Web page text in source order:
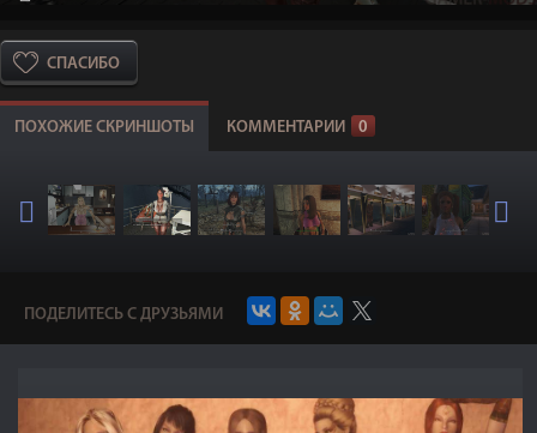
СПАСИБО
ПОХОЖИЕ СКРИНШОТЫ КОММЕНТАРИИ 0
ПОДЕЛИТЕСЬ С ДРУЗЬЯМИ